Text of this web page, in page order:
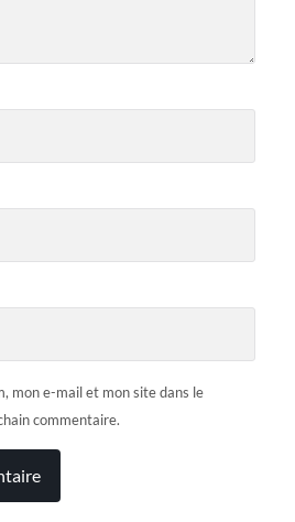
mon e-mail et mon site dans le
commentaire.